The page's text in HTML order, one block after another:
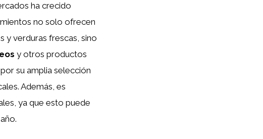
ha crecido
no solo ofrecen
y verduras frescas, sino
y otros productos
su amplia selección
Además, es
ya que esto puede